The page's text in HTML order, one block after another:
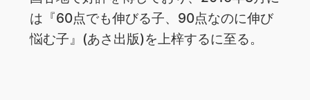
は『60点でも伸びる子、90点なのに伸び
悩む子』(あさ出版)を上梓するに至る。